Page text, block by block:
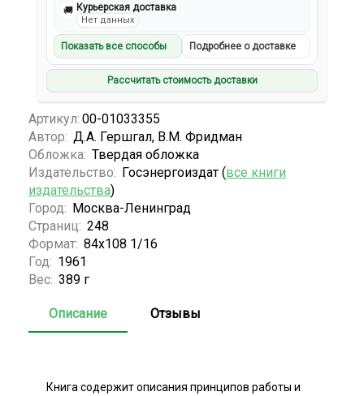
🚚 Курьерская доставка
Нет данных
Показать все способы Подробнее о доставке
Рассчитать стоимость доставки
Артикул: 00-01033355
Автор: Д.А. Гершгал, В.М. Фридман
Обложка: Твердая обложка
Издательство: Госэнергоиздат (все книги
издательства)
Город: Москва-Ленинград
Страниц: 248
Формат: 84х108 1/16
Год: 1961
Вес: 389 г
Описание Отзывы
Книга содержит описания принципов работы и